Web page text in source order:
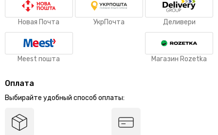
Новая Почта УкрПочта Деливери
Meest пошта Магазин Rozetka
Оплата
Выбирайте удобный способ оплаты: